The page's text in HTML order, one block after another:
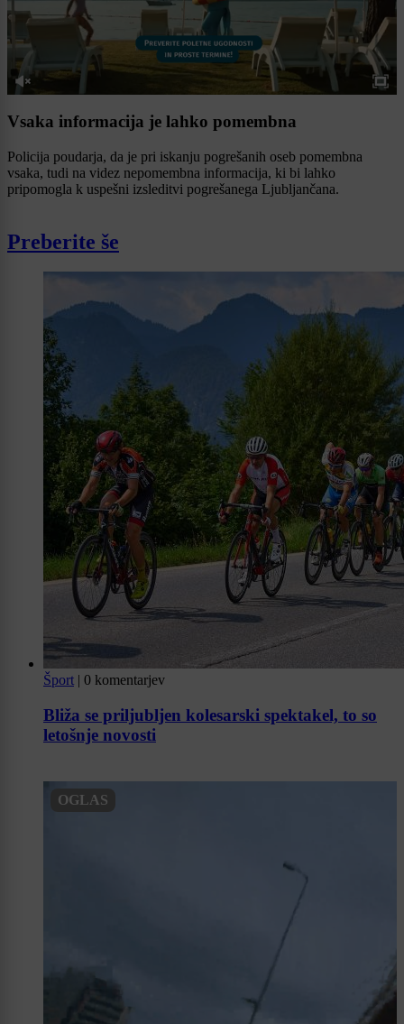
Vsaka informacija je lahko pomembna
Policija poudarja, da je pri iskanju pogrešanih oseb pomembna
vsaka, tudi na videz nepomembna informacija, ki bi lahko
pripomogla k uspešni izsleditvi pogrešanega Ljubljančana.
Preberite še
Šport | 0 komentarjev
Bliža se priljubljen kolesarski spektakel, to so
letošnje novosti
OGLAS